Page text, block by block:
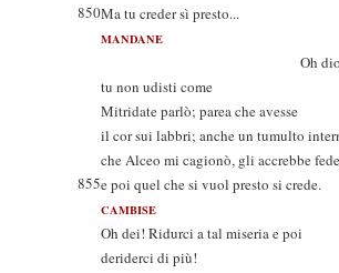
850Ma tu creder sì presto...
MANDANE
Oh dio!
tu non udisti come
Mitridate parlò; parea che avesse
il cor sui labbri; anche un tumulto
che Alceo mi cagionò, gli accrebbe
855e poi quel che si vuol presto si crede.
CAMBISE
Oh dei! Ridurci a tal miseria e poi
deriderci di più!